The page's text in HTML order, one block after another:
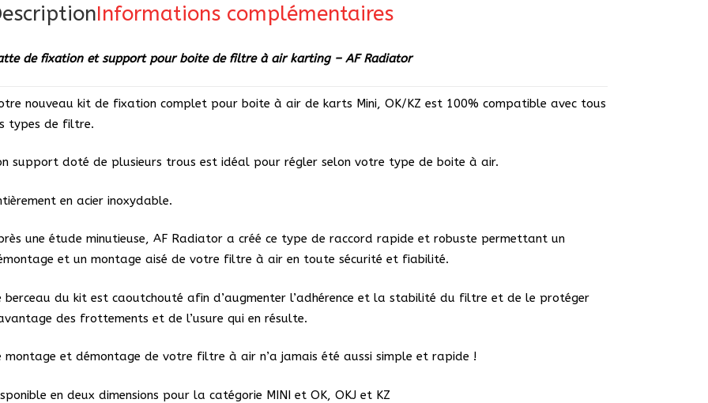
support
boite
filtre
karting
Informations complémentaires
de fixation et support pour boite de filtre à air karting – AF Radiator
nouveau kit de fixation complet pour boite à air de karts Mini, OK/KZ est 100% compatible avec tous
types de filtre.
support doté de plusieurs trous est idéal pour régler selon votre type de boite à air.
en acier inoxydable.
une étude minutieuse, AF Radiator a créé ce type de raccord rapide et robuste permettant un
et un montage aisé de votre filtre à air en toute sécurité et fiabilité.
berceau du kit est caoutchouté afin d’augmenter l’adhérence et la stabilité du filtre et de le protéger
des frottements et de l’usure qui en résulte.
montage et démontage de votre filtre à air n’a jamais été aussi simple et rapide !
en deux dimensions pour la catégorie MINI et OK, OKJ et KZ